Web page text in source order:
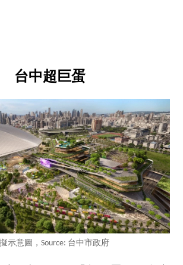
台中超巨蛋
示意圖，Source: 台中市政府